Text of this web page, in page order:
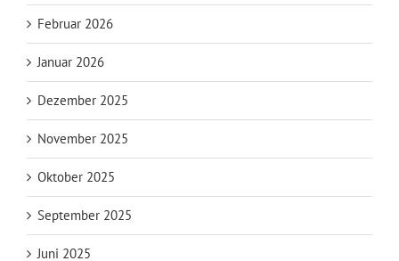
Februar 2026
Januar 2026
Dezember 2025
November 2025
Oktober 2025
September 2025
Juni 2025